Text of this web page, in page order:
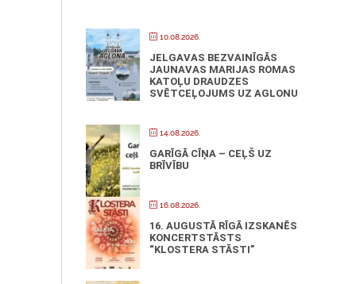
10.08.2026.
JELGAVAS BEZVAINĪGĀS
JAUNAVAS MARIJAS ROMAS
KATOĻU DRAUDZES
SVĒTCEĻOJUMS UZ AGLONU
14.08.2026.
GARĪGĀ CĪŅA – CEĻŠ UZ
BRĪVĪBU
16.08.2026.
16. AUGUSTĀ RĪGĀ IZSKANĒS
KONCERTSTĀSTS
“KLOSTERA STĀSTI”